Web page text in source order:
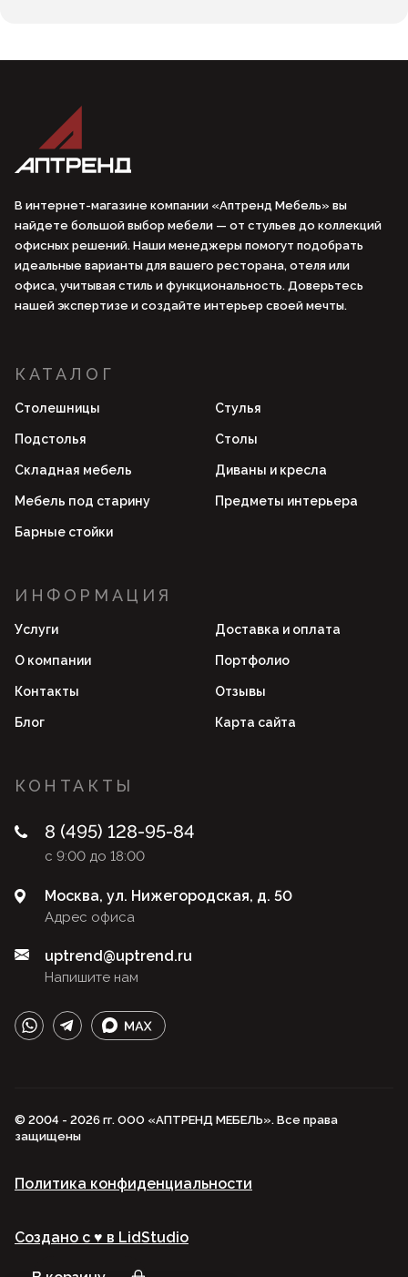
В интернет-магазине компании «Аптренд Мебель» вы
найдете большой выбор мебели — от стульев до коллекций
офисных решений. Наши менеджеры помогут подобрать
идеальные варианты для вашего ресторана, отеля или
офиса, учитывая стиль и функциональность. Доверьтесь
нашей экспертизе и создайте интерьер своей мечты.
КАТАЛОГ
Столешницы Стулья
Подстолья Столы
Складная мебель Диваны и кресла
Мебель под старину Предметы интерьера
Барные стойки
ИНФОРМАЦИЯ
Услуги Доставка и оплата
О компании Портфолио
Контакты Отзывы
Блог Карта сайта
КОНТАКТЫ
8 (495) 128-95-84
с 9:00 до 18:00
Адрес офиса
Москва, ул. Нижегородская, д. 50
Напишите нам
uptrend@uptrend.ru
© 2004 - 2026 гг. ООО «АПТРЕНД МЕБЕЛЬ». Все права
защищены
Политика конфиденциальности
Создано с ♥️ в LidStudio